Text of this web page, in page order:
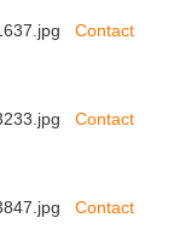
Contact
Contact
Contact